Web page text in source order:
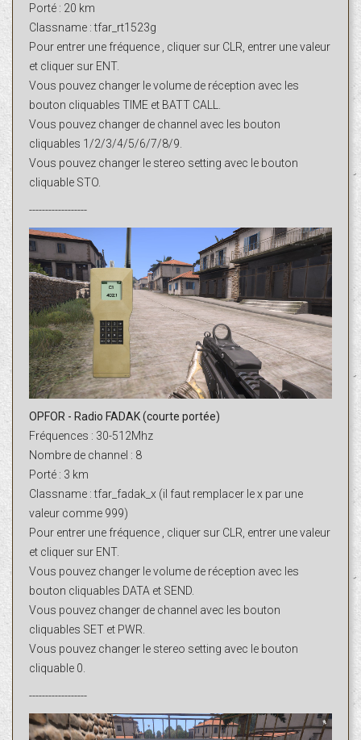
Porté : 20 km
Classname : tfar_rt1523g
Pour entrer une fréquence , cliquer sur CLR, entrer une valeur
et cliquer sur ENT.
Vous pouvez changer le volume de réception avec les
bouton cliquables TIME et BATT CALL.
Vous pouvez changer de channel avec les bouton
cliquables 1/2/3/4/5/6/7/8/9.
Vous pouvez changer le stereo setting avec le bouton
cliquable STO.
------------------
OPFOR - Radio FADAK (courte portée)
Fréquences : 30-512Mhz
Nombre de channel : 8
Porté : 3 km
Classname : tfar_fadak_x (il faut remplacer le x par une
valeur comme 999)
Pour entrer une fréquence , cliquer sur CLR, entrer une valeur
et cliquer sur ENT.
Vous pouvez changer le volume de réception avec les
bouton cliquables DATA et SEND.
Vous pouvez changer de channel avec les bouton
cliquables SET et PWR.
Vous pouvez changer le stereo setting avec le bouton
cliquable 0.
------------------